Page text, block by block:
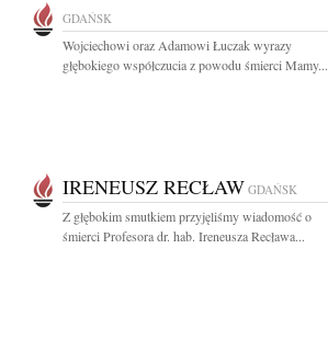
GDAŃSK
Wojciechowi oraz Adamowi Łuczak wyrazy
głębokiego współczucia z powodu śmierci Mamy...
IRENEUSZ RECŁAW GDAŃSK
Z głębokim smutkiem przyjęliśmy wiadomość o
śmierci Profesora dr. hab. Ireneusza Recława...